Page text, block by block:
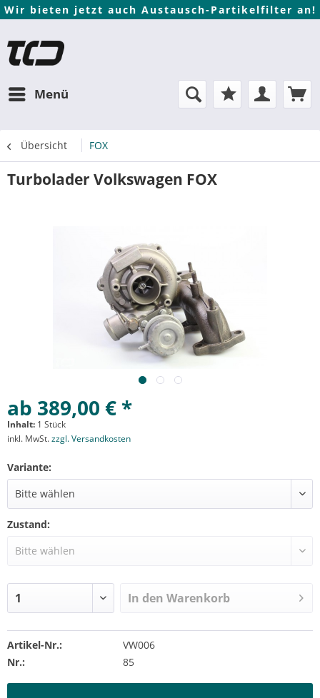
Wir bieten jetzt auch Austausch-Partikelfilter an!
Menü
Übersicht FOX
Turbolader Volkswagen FOX
ab 389,00 € *
Inhalt: 1 Stück
inkl. MwSt.zzgl. Versandkosten
Variante:
Zustand:
In den Warenkorb
Artikel-Nr.:
VW006
Nr.:
85